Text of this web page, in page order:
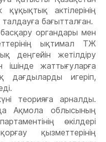
актілерінің
бағытталған.
органдары мен
ықтимал ТЖ
деңгейін жетілдіру
жаттығуларға
дағдыларды игеріп,
теорияға арналды.
Ақмола облысының
өкілдері
қызметтерінің